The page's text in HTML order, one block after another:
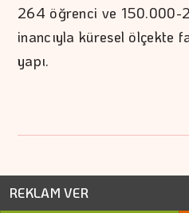
264 öğrenci ve 150.000-
inancıyla küresel ölçekte
yapı.
REKLAM VER